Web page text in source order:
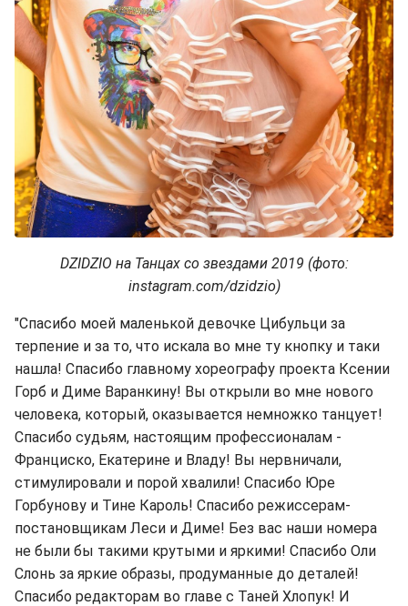
DZIDZIO на Танцах со звездами 2019 (фото:
instagram.com/dzidzio)
"Спасибо моей маленькой девочке Цибульци за
терпение и за то, что искала во мне ту кнопку и таки
нашла! Спасибо главному хореографу проекта Ксении
Горб и Диме Варанкину! Вы открыли во мне нового
человека, который, оказывается немножко танцует!
Спасибо судьям, настоящим профессионалам -
Франциско, Екатерине и Владу! Вы нервничали,
стимулировали и порой хвалили! Спасибо Юре
Горбунову и Тине Кароль! Спасибо режиссерам-
постановщикам Леси и Диме! Без вас наши номера
не были бы такими крутыми и яркими! Спасибо Оли
Слонь за яркие образы, продуманные до деталей!
Спасибо редакторам во главе с Таней Хлопук! И